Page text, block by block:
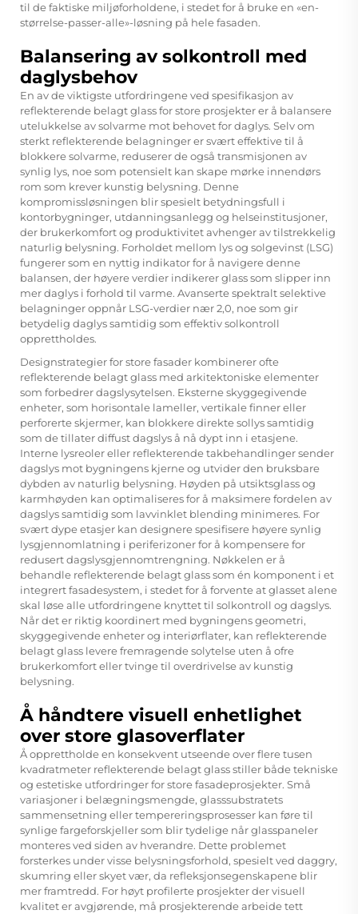
til de faktiske miljøforholdene, i stedet for å bruke en «en-
størrelse-passer-alle»-løsning på hele fasaden.
Balansering av solkontroll med
daglysbehov
En av de viktigste utfordringene ved spesifikasjon av
reflekterende belagt glass for store prosjekter er å balansere
utelukkelse av solvarme mot behovet for daglys. Selv om
sterkt reflekterende belagninger er svært effektive til å
blokkere solvarme, reduserer de også transmisjonen av
synlig lys, noe som potensielt kan skape mørke innendørs
rom som krever kunstig belysning. Denne
kompromissløsningen blir spesielt betydningsfull i
kontorbygninger, utdanningsanlegg og helseinstitusjoner,
der brukerkomfort og produktivitet avhenger av tilstrekkelig
naturlig belysning. Forholdet mellom lys og solgevinst (LSG)
fungerer som en nyttig indikator for å navigere denne
balansen, der høyere verdier indikerer glass som slipper inn
mer daglys i forhold til varme. Avanserte spektralt selektive
belagninger oppnår LSG-verdier nær 2,0, noe som gir
betydelig daglys samtidig som effektiv solkontroll
opprettholdes.
Designstrategier for store fasader kombinerer ofte
reflekterende belagt glass med arkitektoniske elementer
som forbedrer dagslysytelsen. Eksterne skyggegivende
enheter, som horisontale lameller, vertikale finner eller
perforerte skjermer, kan blokkere direkte sollys samtidig
som de tillater diffust dagslys å nå dypt inn i etasjene.
Interne lysreoler eller reflekterende takbehandlinger sender
dagslys mot bygningens kjerne og utvider den bruksbare
dybden av naturlig belysning. Høyden på utsiktsglass og
karmhøyden kan optimaliseres for å maksimere fordelen av
dagslys samtidig som lavvinklet blending minimeres. For
svært dype etasjer kan designere spesifisere høyere synlig
lysgjennomlatning i periferizoner for å kompensere for
redusert dagslysgjennomtrengning. Nøkkelen er å
behandle reflekterende belagt glass som én komponent i et
integrert fasadesystem, i stedet for å forvente at glasset alene
skal løse alle utfordringene knyttet til solkontroll og dagslys.
Når det er riktig koordinert med bygningens geometri,
skyggegivende enheter og interiørflater, kan reflekterende
belagt glass levere fremragende solytelse uten å ofre
brukerkomfort eller tvinge til overdrivelse av kunstig
belysning.
Å håndtere visuell enhetlighet
over store glasoverflater
Å opprettholde en konsekvent utseende over flere tusen
kvadratmeter reflekterende belagt glass stiller både tekniske
og estetiske utfordringer for store fasadeprosjekter. Små
variasjoner i belægningsmengde, glasssubstratets
sammensetning eller tempereringsprosesser kan føre til
synlige fargeforskjeller som blir tydelige når glasspaneler
monteres ved siden av hverandre. Dette problemet
forsterkes under visse belysningsforhold, spesielt ved daggry,
skumring eller skyet vær, da refleksjonsegenskapene blir
mer framtredd. For høyt profilerte prosjekter der visuell
kvalitet er avgjørende, må prosjekterende arbeide tett